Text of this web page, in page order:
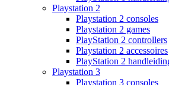
Playstation 2
Playstation 2 consoles
Playstation 2 games
PlayStation 2 controllers
Playstation 2 accessoires
PlayStation 2
Playstation 3
Playstation 3 consoles